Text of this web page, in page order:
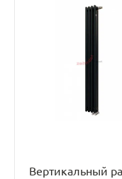
Вертикальный